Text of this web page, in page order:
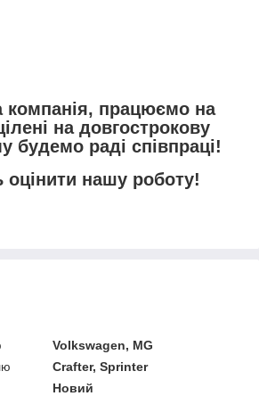
працюємо на
на довгострокову
будемо раді співпраці!
оцінити нашу роботу!
Volkswagen, MG
Crafter, Sprinter
Новий